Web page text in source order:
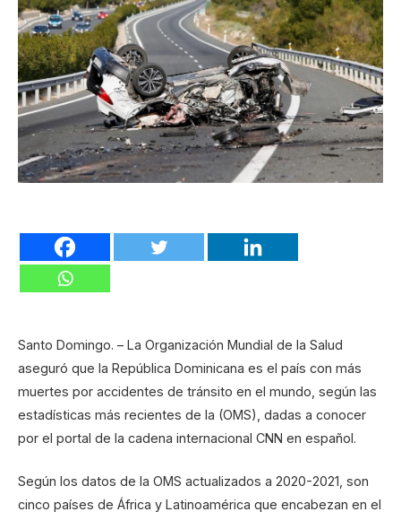
Santo Domingo. – La Organización Mundial de la Salud
aseguró que la República Dominicana es el país con más
muertes por accidentes de tránsito en el mundo, según las
estadísticas más recientes de la (OMS), dadas a conocer
por el portal de la cadena internacional CNN en español.
Según los datos de la OMS actualizados a 2020-2021, son
cinco países de África y Latinoamérica que encabezan en el